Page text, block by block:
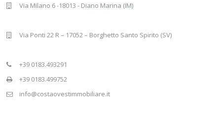
Via Milano 6 -18013 - Diano Marina (IM)
Via Ponti 22 R – 17052 – Borghetto Santo Spirito (SV)
+39 0183.493291
+39 0183.499752
info@costaovestimmobiliare.it